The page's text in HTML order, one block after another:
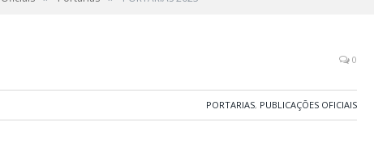
0
PORTARIAS, PUBLICAÇÕES OFICIAIS